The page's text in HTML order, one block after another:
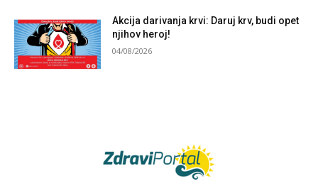
Akcija darivanja krvi: Daruj krv, budi opet
njihov heroj!
04/08/2026